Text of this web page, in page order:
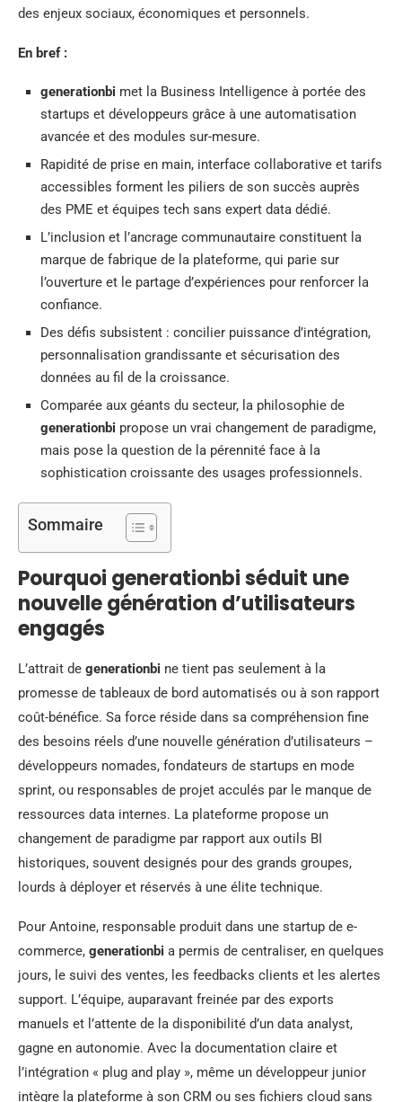
des enjeux sociaux, économiques et personnels.
En bref :
generationbi met la Business Intelligence à portée des
startups et développeurs grâce à une automatisation
avancée et des modules sur-mesure.
Rapidité de prise en main, interface collaborative et tarifs
accessibles forment les piliers de son succès auprès
des PME et équipes tech sans expert data dédié.
L’inclusion et l’ancrage communautaire constituent la
marque de fabrique de la plateforme, qui parie sur
l’ouverture et le partage d’expériences pour renforcer la
confiance.
Des défis subsistent : concilier puissance d’intégration,
personnalisation grandissante et sécurisation des
données au fil de la croissance.
Comparée aux géants du secteur, la philosophie de
generationbi propose un vrai changement de paradigme,
mais pose la question de la pérennité face à la
sophistication croissante des usages professionnels.
Sommaire
Pourquoi generationbi séduit une
nouvelle génération d’utilisateurs
engagés
L’attrait de generationbi ne tient pas seulement à la
promesse de tableaux de bord automatisés ou à son rapport
coût-bénéfice. Sa force réside dans sa compréhension fine
des besoins réels d’une nouvelle génération d’utilisateurs –
développeurs nomades, fondateurs de startups en mode
sprint, ou responsables de projet acculés par le manque de
ressources data internes. La plateforme propose un
changement de paradigme par rapport aux outils BI
historiques, souvent designés pour des grands groupes,
lourds à déployer et réservés à une élite technique.
Pour Antoine, responsable produit dans une startup de e-
commerce, generationbi a permis de centraliser, en quelques
jours, le suivi des ventes, les feedbacks clients et les alertes
support. L’équipe, auparavant freinée par des exports
manuels et l’attente de la disponibilité d’un data analyst,
gagne en autonomie. Avec la documentation claire et
l’intégration « plug and play », même un développeur junior
intègre la plateforme à son CRM ou ses fichiers cloud sans